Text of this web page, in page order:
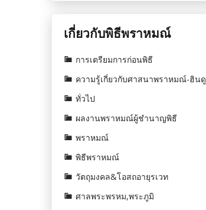
เกี่ยวกับพิธีพราหมณ์
การเตรียมการก่อนพิธี
ความรู้เกี่ยวกับศาสนาพราหมณ์-ฮินดู
ทั่วไป
ผลงานพราหมณ์ผู้ชำนาญพิธี
พราหมณ์
พิธีพราหมณ์
วัตถุมงคล&โอสถอายุรเวท
ศาลพระพรหม,พระภูมิ